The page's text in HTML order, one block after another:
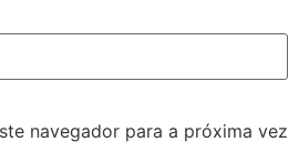
navegador para a próxima vez